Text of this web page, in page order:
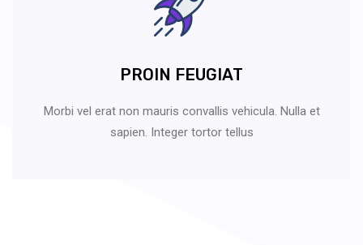
PROIN FEUGIAT
Morbi vel erat non mauris convallis vehicula. Nulla et
sapien. Integer tortor tellus